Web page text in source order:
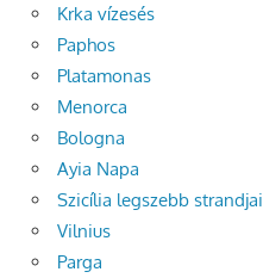
Krka vízesés
Paphos
Platamonas
Menorca
Bologna
Ayia Napa
Szicília legszebb strandjai
Vilnius
Parga